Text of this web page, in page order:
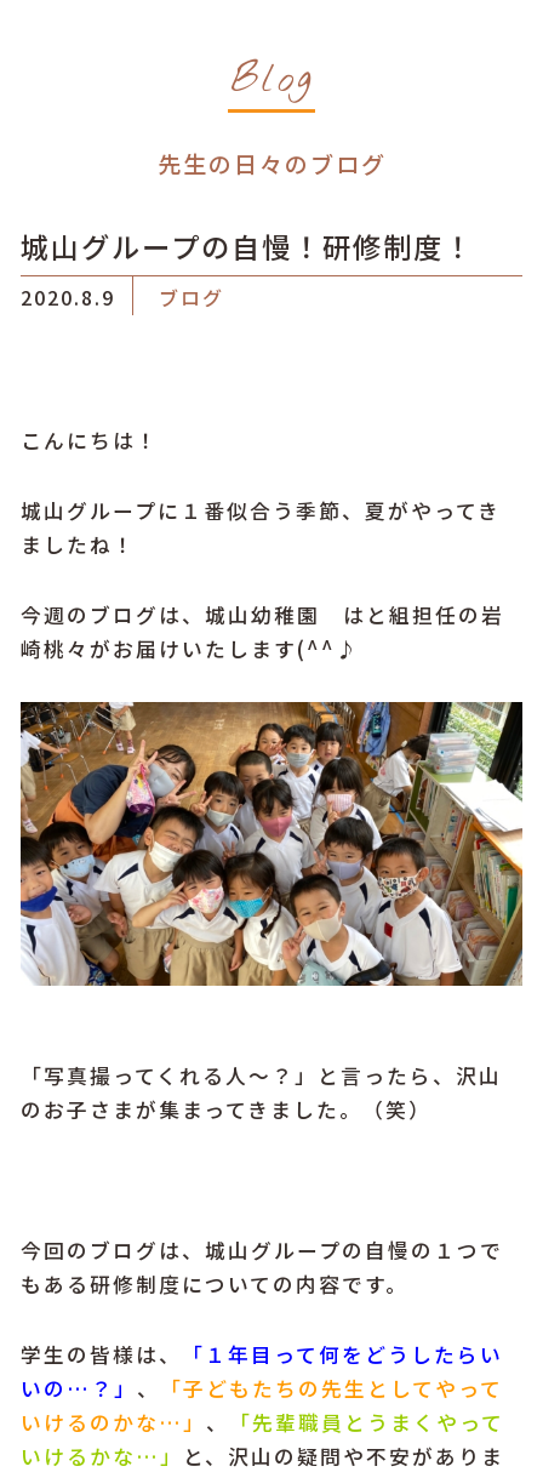
Blog
先生の日々のブログ
城山グループの自慢！研修制度！
2020.8.9 ブログ
こんにちは！
城山グループに１番似合う季節、夏がやってき
ましたね！
今週のブログは、城山幼稚園 はと組担任の岩
崎桃々がお届けいたします(^^♪
「写真撮ってくれる人～？」と言ったら、沢山
のお子さまが集まってきました。（笑）
今回のブログは、城山グループの自慢の１つで
もある研修制度についての内容です。
学生の皆様は、
「１年目って何をどうしたらい
いの…？」 、
「子どもたちの先生としてやって
いけるのかな…」 、
「先輩職員とうまくやって
いけるかな…」
と、沢山の疑問や不安がありま